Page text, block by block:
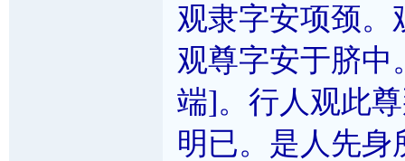
观隶字安项颈。
观尊字安于脐
端]。行人观此
明已。是人先身